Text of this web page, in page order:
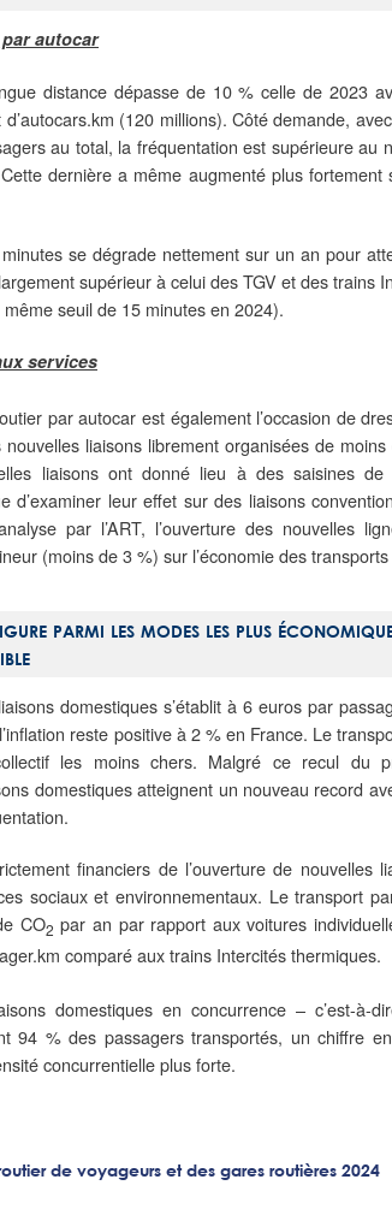
autocar
distance dépasse de 10 % celle de 2023
(120 millions). Côté demande,
au total, la fréquentation est supérieure au
dernière a même augmenté plus
se dégrade nettement sur un an pour
supérieur à celui des TGV et des trains
seuil de 15 minutes en 2024).
services
par autocar est également l’occasion de
nouvelles liaisons librement organisées de
liaisons ont donné lieu à des saisines de
d’examiner leur effet sur des liaisons
par l’ART, l’ouverture des nouvelles
(moins de 3 %) sur l’économie des
PARMI LES MODES LES PLUS
domestiques s’établit à 6 euros par
reste positive à 2 % en France. Le
les moins chers. Malgré ce recul du
domestiques atteignent un nouveau record
financiers de l’ouverture de nouvelles
sociaux et environnementaux. Le transport
CO2 par an par rapport aux voitures
comparé aux trains Intercités thermiques.
domestiques en concurrence – c’est-à-
94 % des passagers transportés, un chiffre
concurrentielle plus forte.
de voyageurs et des gares routières 2024